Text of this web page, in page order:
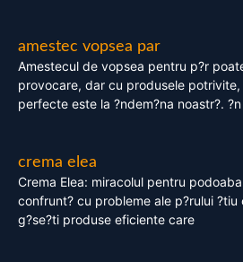
amestec vopsea par
Amestecul de vopsea pentru p?r
provocare, dar cu produsele potrivite,
perfecte este la ?ndem?na noastr?.
crema elea
Crema Elea: miracolul pentru
confrunt? cu probleme ale p?rului
g?se?ti produse eficiente care